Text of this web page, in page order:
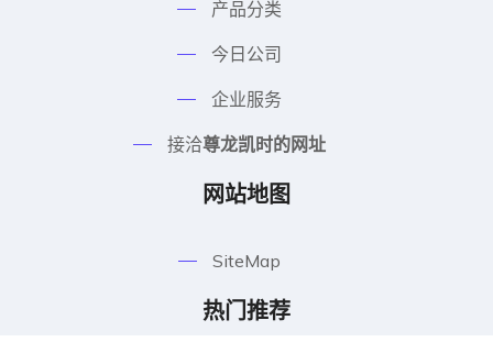
产品分类
今日公司
企业服务
接洽尊龙凯时的网址
网站地图
SiteMap
热门推荐